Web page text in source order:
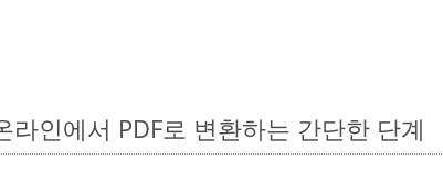
라인에서 PDF로 변환하는 간단한 단계